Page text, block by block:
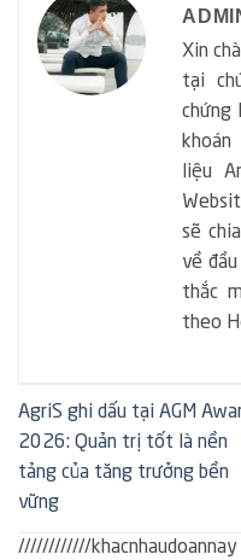
Xin
tại
chứng
khoán
liệu
sẽ
về
thắc
theo
AgriS ghi dấu tại AGM
2026: Quản trị tốt là nền
tảng của tăng trưởng bền
vững
////////////khacnhaudoannay